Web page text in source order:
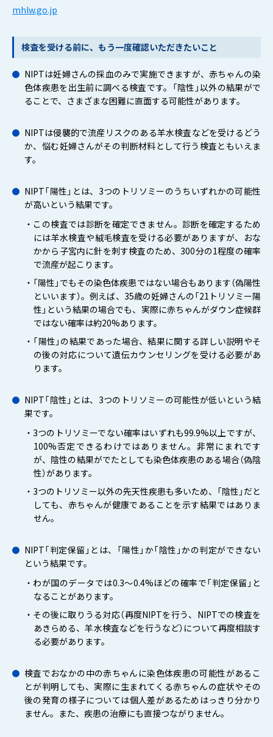
mhlw.go.jp
検査を受ける前に、もう一度確認いただきたいこと
NIPTは妊婦さんの採血のみで実施できますが、赤ちゃんの染
色体疾患を出生前に調べる検査です。「陰性」以外の結果がで
ることで、さまざまな困難に直面する可能性があります。
NIPTは侵襲的で流産リスクのある羊水検査などを受けるどう
か、悩む妊婦さんがその判断材料として行う検査ともいえま
す。
NIPT「陽性」とは、3つのトリソミーのうちいずれかの可能性
が高いという結果です。
・この検査では診断を確定できません。診断を確定するため
には羊水検査や絨毛検査を受ける必要がありますが、おな
かから子宮内に針を刺す検査のため、300分の1程度の確率
で流産が起こります。
・「陽性」でもその染色体疾患ではない場合もあります（偽陽性
といいます）。例えば、35歳の妊婦さんの「21トリソミー陽
性」という結果の場合でも、実際に赤ちゃんがダウン症候群
ではない確率は約20%あります。
・「陽性」の結果であった場合、結果に関する詳しい説明やそ
の後の対応について遺伝カウンセリングを受ける必要があ
ります。
NIPT「陰性」とは、3つのトリソミーの可能性が低いという結
果です。
・3つのトリソミーでない確率はいずれも99.9%以上ですが、
100%否定できるわけではありません。非常にまれです
が、陰性の結果がでたとしても染色体疾患のある場合（偽陰
性）があります。
・3つのトリソミー以外の先天性疾患も多いため、「陰性」だと
しても、赤ちゃんが健康であることを示す結果ではありま
せん。
NIPT「判定保留」とは、「陽性」か「陰性」かの判定ができない
という結果です。
・わが国のデータでは0.3～0.4%ほどの確率で「判定保留」と
なることがあります。
・その後に取りうる対応（再度NIPTを行う、NIPTでの検査を
あきらめる、羊水検査などを行うなど）について再度相談す
る必要があります。
検査でおなかの中の赤ちゃんに染色体疾患の可能性があるこ
とが判明しても、実際に生まれてくる赤ちゃんの症状やその
後の発育の様子については個人差があるためはっきり分かり
ません。また、疾患の治療にも直接つながりません。